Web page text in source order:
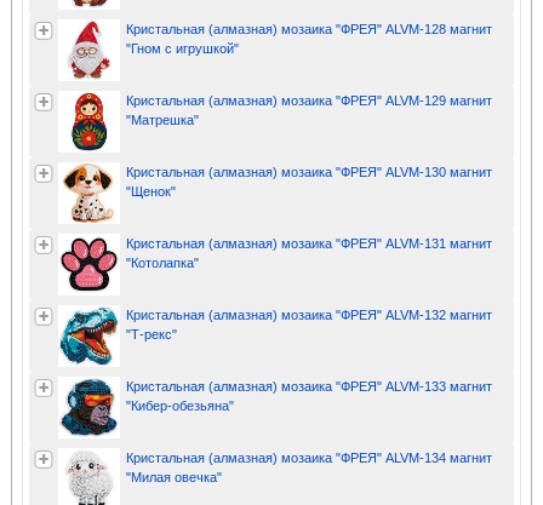
Кристальная (алмазная) мозаика "ФРЕЯ" ALVM-128 магнит
"Гном с игрушкой"
Кристальная (алмазная) мозаика "ФРЕЯ" ALVM-129 магнит
"Матрешка"
Кристальная (алмазная) мозаика "ФРЕЯ" ALVM-130 магнит
"Щенок"
Кристальная (алмазная) мозаика "ФРЕЯ" ALVM-131 магнит
"Котолапка"
Кристальная (алмазная) мозаика "ФРЕЯ" ALVM-132 магнит
"Т-рекс"
Кристальная (алмазная) мозаика "ФРЕЯ" ALVM-133 магнит
"Кибер-обезьяна"
Кристальная (алмазная) мозаика "ФРЕЯ" ALVM-134 магнит
"Милая овечка"